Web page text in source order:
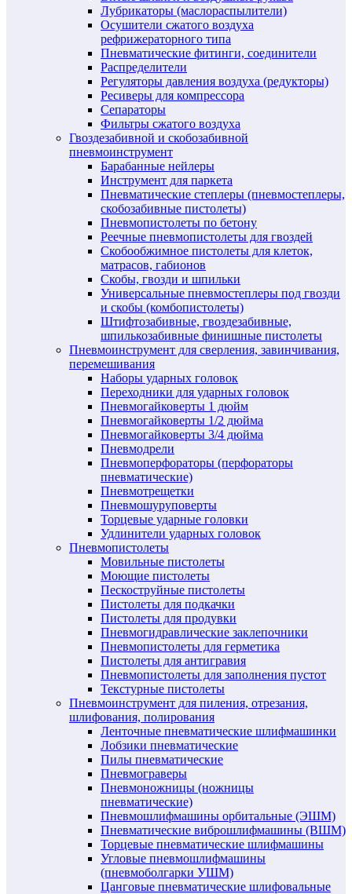
Лубрикаторы (маслораспылители)
Осушители сжатого воздуха
рефрижераторного типа
Пневматические фитинги, соединители
Распределители
Регуляторы давления воздуха (редукторы)
Ресиверы для компрессора
Сепараторы
Фильтры сжатого воздуха
Гвоздезабивной и скобозабивной
пневмоинструмент
Барабанные нейлеры
Инструмент для паркета
Пневматические степлеры (пневмостеплеры,
скобозабивные пистолеты)
Пневмопистолеты по бетону
Реечные пневмопистолеты для гвоздей
Скобообжимное пистолеты для клеток,
матрасов, габионов
Скобы, гвозди и шпильки
Универсальные пневмостеплеры под гвозди
и скобы (комбопистолеты)
Штифтозабивные, гвоздезабивные,
шпилькозабивные финишные пистолеты
Пневмоинструмент для сверления, завинчивания,
перемешивания
Наборы ударных головок
Переходники для ударных головок
Пневмогайковерты 1 дюйм
Пневмогайковерты 1/2 дюйма
Пневмогайковерты 3/4 дюйма
Пневмодрели
Пневмоперфораторы (перфораторы
пневматические)
Пневмотрещетки
Пневмошуруповерты
Торцевые ударные головки
Удлинители ударных головок
Пневмопистолеты
Мовильные пистолеты
Моющие пистолеты
Пескоструйные пистолеты
Пистолеты для подкачки
Пистолеты для продувки
Пневмогидравлические заклепочники
Пневмопистолеты для герметика
Пистолеты для антигравия
Пневмопистолеты для заполнения пустот
Текстурные пистолеты
Пневмоинструмент для пиления, отрезания,
шлифования, полирования
Ленточные пневматические шлифмашинки
Лобзики пневматические
Пилы пневматические
Пневмограверы
Пневмоножницы (ножницы
пневматические)
Пневмошлифмашины орбитальные (ЭШМ)
Пневматические виброшлифмашины (ВШМ)
Торцевые пневматические шлифмашины
Угловые пневмошлифмашины
(пневмоболгарки УШМ)
Цанговые пневматические шлифовальные